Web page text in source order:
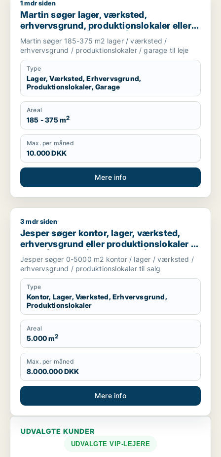
Martin søger lager, værksted, erhvervsgrund,
1 mdr siden
Martin søger lager, værksted,
erhvervsgrund, produktionslokaler eller
garage til leje i Århus N, Århus V eller
Risskov m.fl.
Martin søger 185-375 m2 lager / værksted /
erhvervsgrund / produktionslokaler / garage til leje
Type
Lager, Værksted, Erhvervsgrund,
Produktionslokaler, Garage
Areal
185 - 375 m2
Max. per måned
10.000 DKK
Mere info
Jesper søger kontor, lager, værksted, erhvervsgrund eller
3 mdr siden
Jesper søger kontor, lager, værksted,
erhvervsgrund eller produktionslokaler til
salg i Århus C, Århus N eller Århus V m.fl.
Jesper søger 0-5000 m2 kontor / lager / værksted /
erhvervsgrund / produktionslokaler til salg
Type
Kontor, Lager, Værksted, Erhvervsgrund,
Produktionslokaler
Areal
5.000 m2
Max. per måned
8.000.000 DKK
Mere info
UDVALGTE KUNDER
UDVALGTE VIP-LEJERE